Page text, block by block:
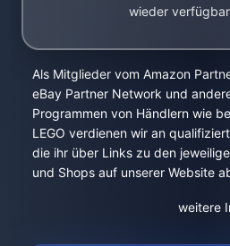
wieder
Als Mitglieder vom Amazon
eBay Partner Network und
Programmen von Händlern wie
LEGO verdienen wir an
die ihr über Links zu den
und Shops auf unserer Website
weitere